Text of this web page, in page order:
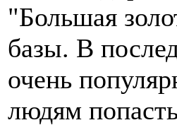
"Большая
базы. В
очень
людям